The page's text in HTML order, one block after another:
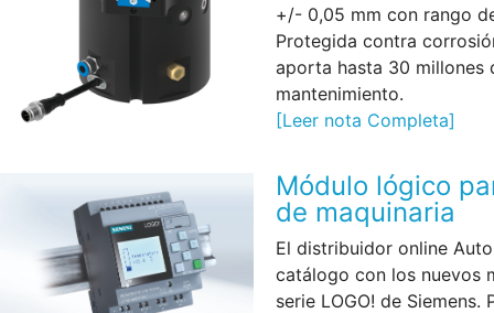
+/- 0,05 mm con rango
Protegida contra
aporta hasta 30 millones
mantenimiento.
[Leer nota Completa]
Módulo lógico
de maquinaria
El distribuidor online
catálogo con los nuevos
serie LOGO! de